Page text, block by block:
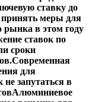
ставку до
меры для
рынка в этом году
ставок по
сроки
Современная
для
запутаться в
Алюминиевое